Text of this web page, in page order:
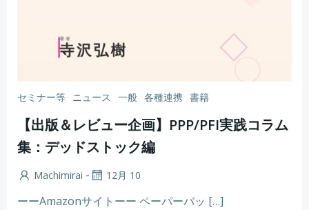
セミナー等 ニュース 一般 各種連携 書籍
【出版＆レビュー企画】PPP/PFI実践コラム
集：デッドストック編
Machimirai - 12月 10
ーーAmazonサイトーー ペーパーバッ […]